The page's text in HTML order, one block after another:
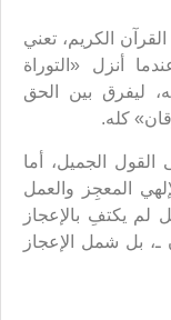
الكريم، تعني
أنزل «التوراة
ليفرق بين الحق
كله.
القول الجميل، أما
المعجِز والعمل
لم يكتفِ بالإعجاز
ـ، بل شمل الإعجاز